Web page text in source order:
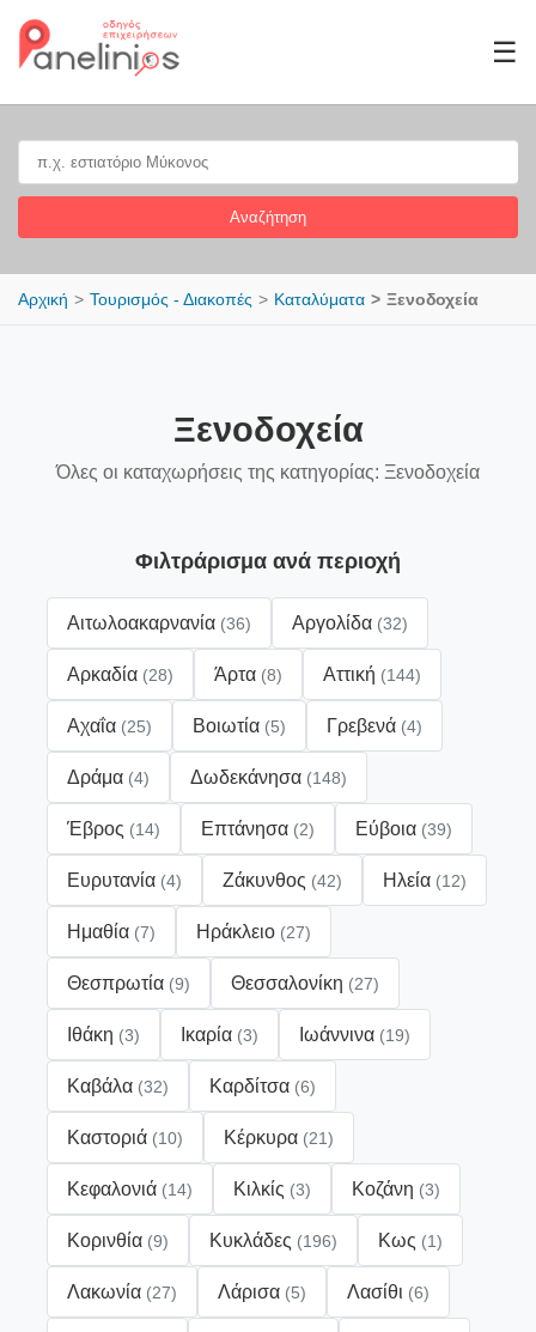
☰
Αναζήτηση
Αρχική Τουρισμός - Διακοπές Καταλύματα Ξενοδοχεία
Ξενοδοχεία
Όλες οι καταχωρήσεις της κατηγορίας: Ξενοδοχεία
Φιλτράρισμα ανά περιοχή
Αιτωλοακαρνανία (36) Αργολίδα (32)
Αρκαδία (28) Άρτα (8) Αττική (144)
Αχαΐα (25) Βοιωτία (5) Γρεβενά (4)
Δράμα (4) Δωδεκάνησα (148)
Έβρος (14) Επτάνησα (2) Εύβοια (39)
Ευρυτανία (4) Ζάκυνθος (42) Ηλεία (12)
Ημαθία (7) Ηράκλειο (27)
Θεσπρωτία (9) Θεσσαλονίκη (27)
Ιθάκη (3) Ικαρία (3) Ιωάννινα (19)
Καβάλα (32) Καρδίτσα (6)
Καστοριά (10) Κέρκυρα (21)
Κεφαλονιά (14) Κιλκίς (3) Κοζάνη (3)
Κορινθία (9) Κυκλάδες (196) Κως (1)
Λακωνία (27) Λάρισα (5) Λασίθι (6)